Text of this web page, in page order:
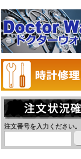
注文番号を入力ください。